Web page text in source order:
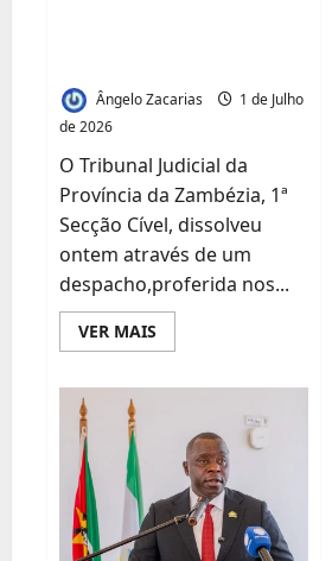
Ângelo Zacarias
1 de Julho
de 2026
O Tribunal Judicial da
Província da Zambézia, 1ª
Secção Cível, dissolveu
ontem através de um
despacho,proferida nos...
VER MAIS
mais
legitima:Tribunal
dissolve
administração
ilegal
da
Tazetta
Resources
em